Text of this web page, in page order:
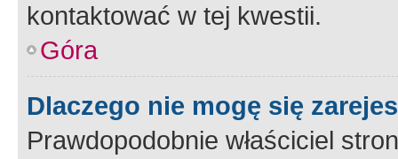
kontaktować w tej kwestii.
Góra
Dlaczego nie mogę się
Prawdopodobnie właściciel